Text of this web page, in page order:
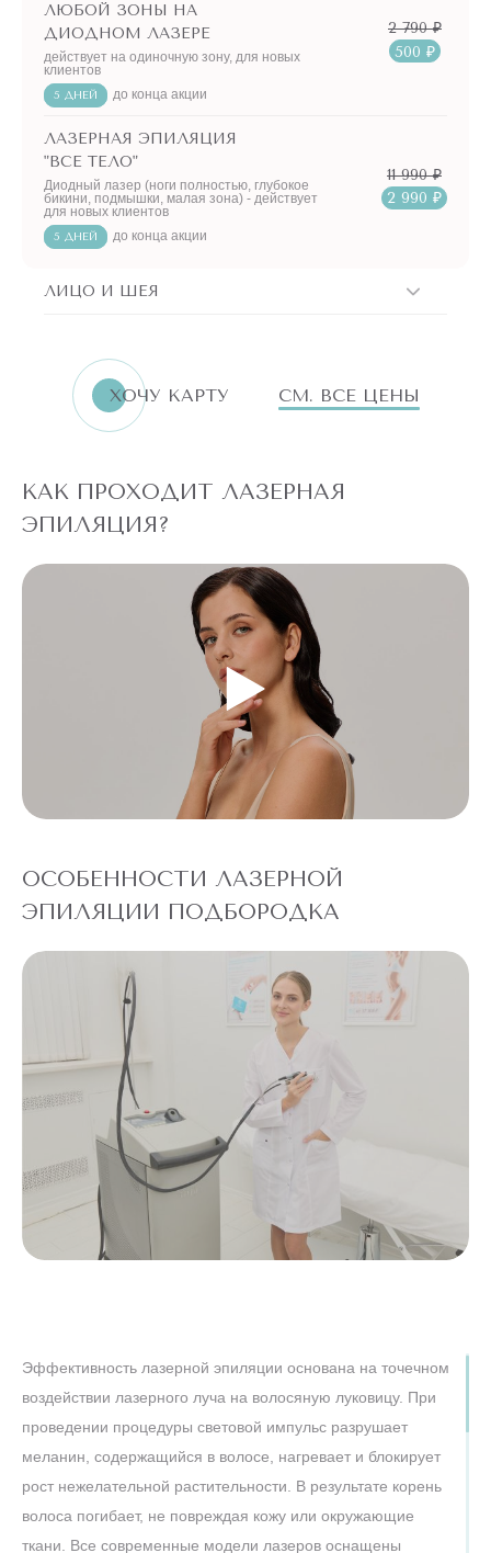
ЛЮБОЙ ЗОНЫ НА
ДИОДНОМ ЛАЗЕРЕ
действует на одиночную зону, для новых
клиентов
5 ДНЕЙ до конца акции
2 790 ₽
500 ₽
ЛАЗЕРНАЯ ЭПИЛЯЦИЯ
"ВСЕ ТЕЛО"
Диодный лазер (ноги полностью, глубокое
бикини, подмышки, малая зона) - действует
для новых клиентов
5 ДНЕЙ до конца акции
11 990 ₽
2 990 ₽
ЛИЦО И ШЕЯ
ХОЧУ КАРТУ СМ. ВСЕ ЦЕНЫ
КАК ПРОХОДИТ ЛАЗЕРНАЯ
ЭПИЛЯЦИЯ?
ОСОБЕННОСТИ ЛАЗЕРНОЙ
ЭПИЛЯЦИИ ПОДБОРОДКА
Эффективность лазерной эпиляции основана на точечном
воздействии лазерного луча на волосяную луковицу. При
проведении процедуры световой импульс разрушает
меланин, содержащийся в волосе, нагревает и блокирует
рост нежелательной растительности. В результате корень
волоса погибает, не повреждая кожу или окружающие
ткани. Все современные модели лазеров оснащены